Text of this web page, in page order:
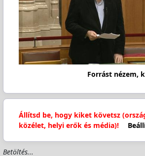
Forrást nézem,
Állítsd be, hogy kiket követsz
közélet, helyi erők és média)!
Betöltés...